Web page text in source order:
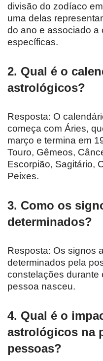
divisão do zodíaco
uma delas
do ano e associado a
específicas.
2. Qual é o
astrológicos?
Resposta: O
começa com Áries,
março e termina em
Touro, Gêmeos,
Escorpião, Sagitário,
Peixes.
3. Como os
determinados?
Resposta: Os signos
determinados pela
constelações durante
pessoa nasceu.
4. Qual é o
astrológicos na
pessoas?